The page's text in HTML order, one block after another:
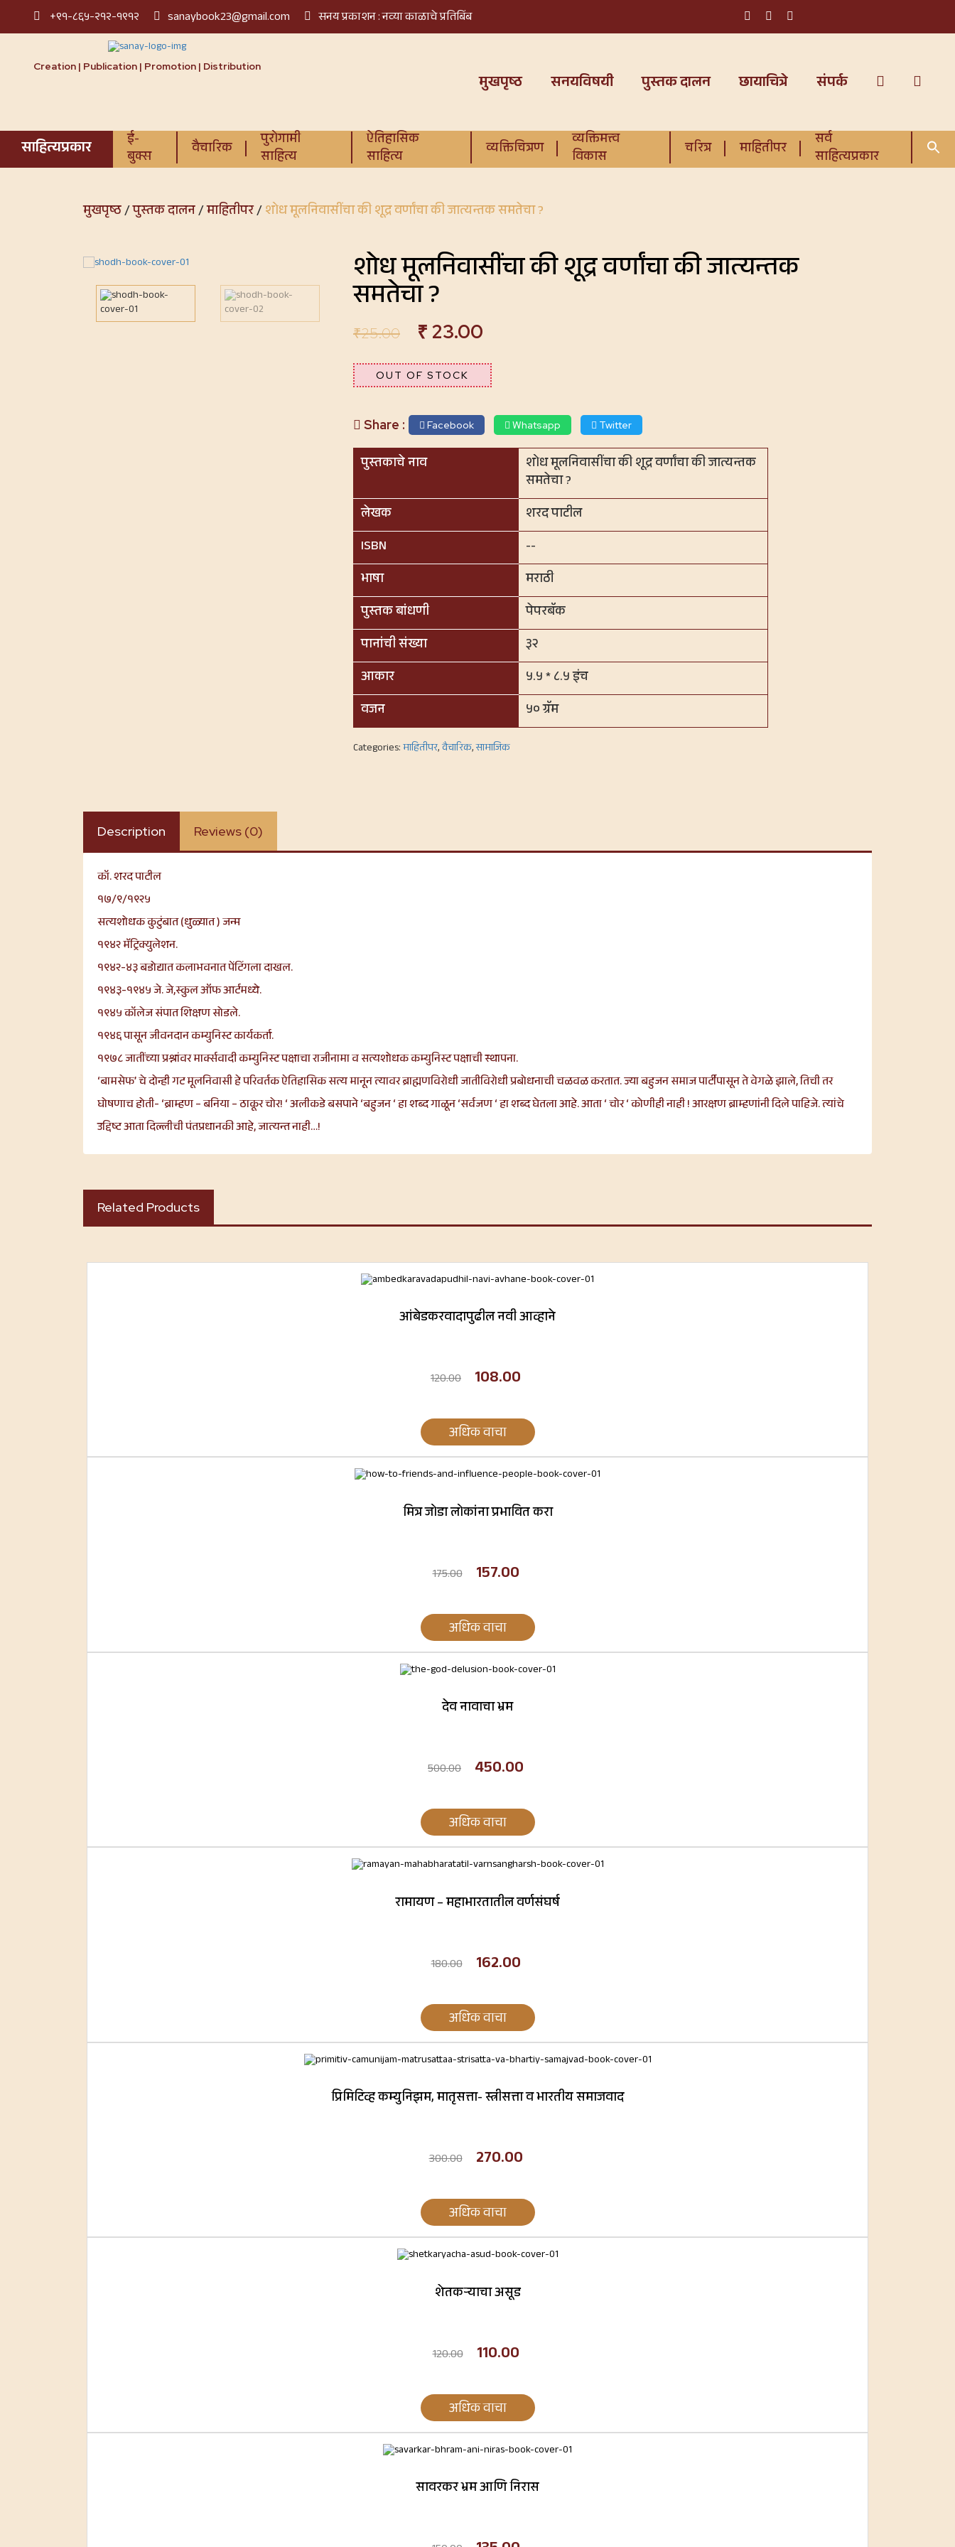
+९१-८६५-२१२-१९१२ sanaybook23@gmail.com सनय प्रकाशन : नव्या काळाचे प्रतिबिंब
Creation | Publication | Promotion | Distribution
मुखपृष्ठ सनयविषयी पुस्तक दालन छायाचित्रे संपर्क
साहित्यप्रकार
ई-
बुक्स
वैचारिक
पुरोगामी
साहित्य
ऐतिहासिक
साहित्य
व्यक्तिचित्रण
व्यक्तिमत्त्व
विकास
चरित्र माहितीपर
सर्व
साहित्यप्रकार
मुखपृष्ठ/पुस्तक दालन/माहितीपर/शोध मूलनिवासींचा की शूद्र वर्णांचा की जात्यन्तक समतेचा ?
शोध मूलनिवासींचा की शूद्र वर्णांचा की जात्यन्तक
समतेचा ?
₹25.00 ₹ 23.00
OUT OF STOCK
Share : Facebook Whatsapp Twitter
पुस्तकाचे नाव
शोध मूलनिवासींचा की शूद्र वर्णांचा की जात्यन्तक
समतेचा ?
लेखक
शरद पाटील
ISBN
--
भाषा
मराठी
पुस्तक बांधणी
पेपरबॅक
पानांची संख्या
३२
आकार
५.५ * ८.५ इंच
वजन
५० ग्रॅम
Categories:माहितीपर,वैचारिक,सामाजिक
Description Reviews (0)
कॉ. शरद पाटील
१७/९/१९२५
सत्यशोधक कुटुंबात (धुळ्यात ) जन्म
१९४२ मॅट्रिक्युलेशन.
१९४२-४३ बडोद्यात कलाभवनात पेंटिंगला दाखल.
१९४३-१९४५ जे. जे,स्कुल ऑफ आर्टमध्ये.
१९४५ कॉलेज संपात शिक्षण सोडले.
१९४६ पासून जीवनदान कम्युनिस्ट कार्यकर्ता.
१९७८ जातींच्या प्रश्नांवर मार्क्सवादी कम्युनिस्ट पक्षाचा राजीनामा व सत्यशोधक कम्युनिस्ट पक्षाची स्थापना.
‘बामसेफ’ चे दोन्ही गट मूलनिवासी हे परिवर्तक ऐतिहासिक सत्य मानून त्यावर ब्राह्मणविरोधी जातीविरोधी प्रबोधनाची चळवळ करतात. ज्या बहुजन समाज पार्टीपासून ते वेगळे झाले, तिची तर
घोषणाच होती- ‘ब्राम्हण – बनिया – ठाकूर चोर! ‘ अलीकडे बसपाने ‘बहुजन ‘ हा शब्द गाळून ‘सर्वजण ‘ हा शब्द घेतला आहे. आता ‘ चोर ‘ कोणीही नाही ! आरक्षण ब्राम्हणांनी दिले पाहिजे. त्यांचे
उद्दिष्ट आता दिल्लीची पंतप्रधानकी आहे, जात्यन्त नाही…!
Related Products
आंबेडकरवादापुढील नवी आव्हाने
120.00 108.00
अधिक वाचा
मित्र जोडा लोकांना प्रभावित करा
175.00 157.00
अधिक वाचा
देव नावाचा भ्रम
500.00 450.00
अधिक वाचा
रामायण – महाभारतातील वर्णसंघर्ष
180.00 162.00
अधिक वाचा
प्रिमिटिव्ह कम्युनिझम, मातृसत्ता- स्त्रीसत्ता व भारतीय समाजवाद
300.00 270.00
अधिक वाचा
शेतकऱ्याचा असूड
120.00 110.00
अधिक वाचा
सावरकर भ्रम आणि निरास